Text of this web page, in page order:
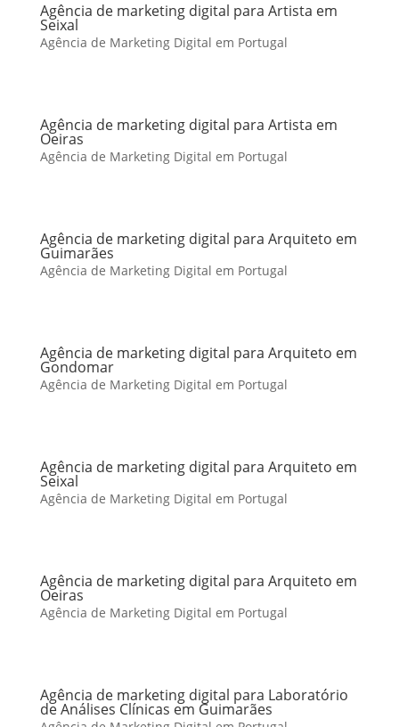
Agência de marketing digital para Artista em
Seixal
Agência de Marketing Digital em Portugal
Agência de marketing digital para Artista em
Oeiras
Agência de Marketing Digital em Portugal
Agência de marketing digital para Arquiteto em
Guimarães
Agência de Marketing Digital em Portugal
Agência de marketing digital para Arquiteto em
Gondomar
Agência de Marketing Digital em Portugal
Agência de marketing digital para Arquiteto em
Seixal
Agência de Marketing Digital em Portugal
Agência de marketing digital para Arquiteto em
Oeiras
Agência de Marketing Digital em Portugal
Agência de marketing digital para Laboratório
de Análises Clínicas em Guimarães